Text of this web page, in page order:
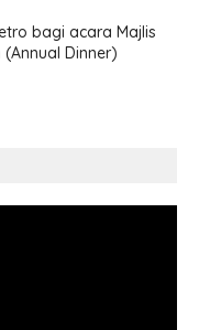
bagi acara Majlis
Dinner)